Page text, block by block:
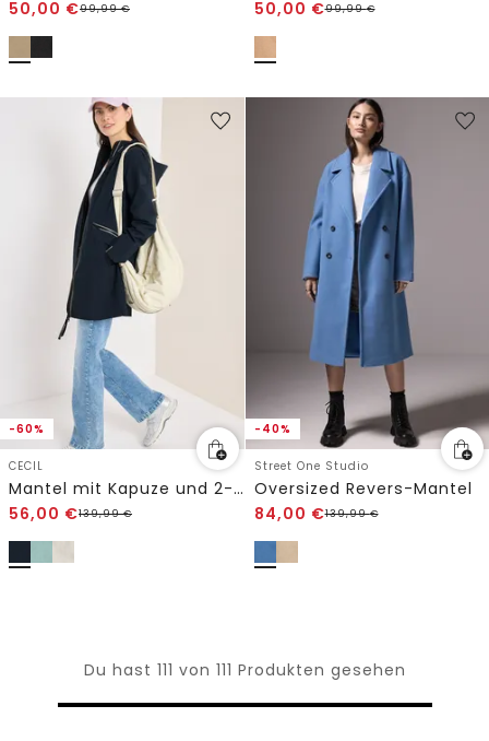
50,00 €99,99€
50,00 €99,99€
-60%
CECIL
Mantel mit Kapuze und 2-Wege-Zipper
56,00 €139,99€
-40%
Street One Studio
Oversized Revers-Mantel
84,00 €139,99€
Du hast 111 von 111 Produkten gesehen